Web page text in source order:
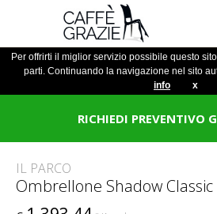
Per offrirti il miglior servizio possibile questo
parti. Continuando la navigazione nel sito
info
x
RICHIEDI PREVENTIVO
IL PARCO
Ombrellone Shadow